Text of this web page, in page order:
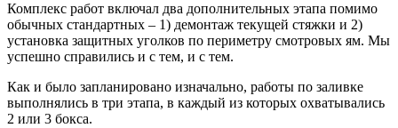
Комплекс работ включал два дополнительных этапа помимо
обычных стандартных – 1) демонтаж текущей стяжки и 2)
установка защитных уголков по периметру смотровых ям. Мы
успешно справились и с тем, и с тем.
Как и было запланировано изначально, работы по заливке
выполнялись в три этапа, в каждый из которых охватывались
2 или 3 бокса.